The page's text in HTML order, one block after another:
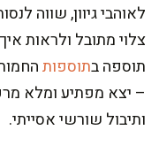
לאוהבי גיוון, שווה
צלוי מתובל ולראות
תוספה בתוספות
– יצא מפתיע ומלא
ותיבול שורשי אסייתי.